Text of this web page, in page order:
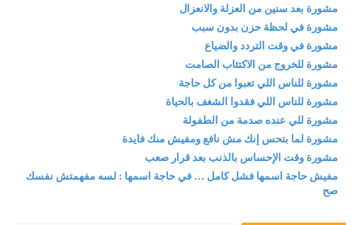
مشورة بعد سنين من العزلة والانعزال
مشورة في لحظة حزن بدون سبب
مشورة في وقت التردد والضياع
مشورة للخروج من الاكتئاب الصامت
مشورة للناس اللي تعبوا من كل حاجة
مشورة للناس اللي فقدوا الشغف بالحياة
مشورة للي عنده صدمة من الطفولة
مشورة لما بتحس إنك مش نافع ومفيش منك فايدة
مشورة وقت الإحساس بالذنب بعد قرار صعب
مفيش حاجة اسمها فشل كامل … في حاجة اسمها : لسه مفهمتش نفسك
صح